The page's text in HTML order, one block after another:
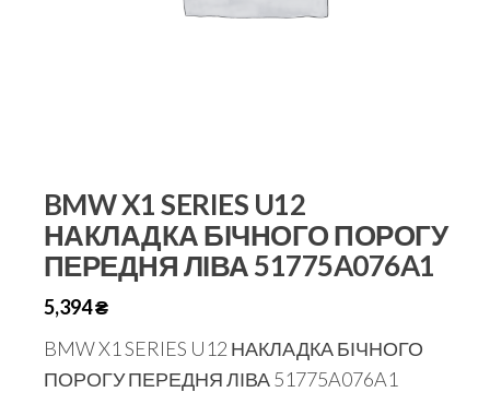
BMW X1 SERIES U12
НАКЛАДКА БІЧНОГО ПОРОГУ
ПЕРЕДНЯ ЛІВА 51775A076A1
5,394₴
BMW X1 SERIES U12 НАКЛАДКА БІЧНОГО
ПОРОГУ ПЕРЕДНЯ ЛІВА 51775A076A1